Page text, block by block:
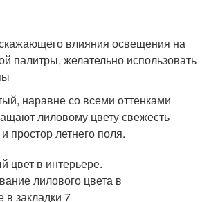
влияния освещения на
палитры, желательно использовать
наравне со всеми оттенками
лиловому цвету свежесть
простор летнего поля.